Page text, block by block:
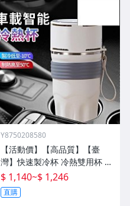
Y8750208580
【活動價】【高品質】【臺
灣】快速製冷杯 冷熱雙用杯 保
溫杯 辦公室水杯 保冰杯 製冷
水杯 車載水杯 充電水杯 恆溫
杯 半
$ 1,140~$ 1,246
直購